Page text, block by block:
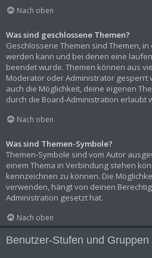
Nach oben
Was sind geschlossene Themen?
Geschlossene Themen sind Themen,
werden kann und bei denen eine
beendet wurde. Themen können aus
Moderator oder Administrator gesperrt
auch die Möglichkeit, deine eigenen
durch die Board-Administration erlaubt
Nach oben
Was sind Themen-Symbole?
Themen-Symbole sind vom Autor
einem Thema in Verbindung stehen
kennzeichnen zu können. Die
verwenden, hängt von deinen
Administration gesetzt hat.
Nach oben
Benutzer-Stufen und Gruppen